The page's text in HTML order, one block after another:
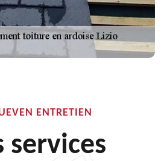
ENTRETIEN
services